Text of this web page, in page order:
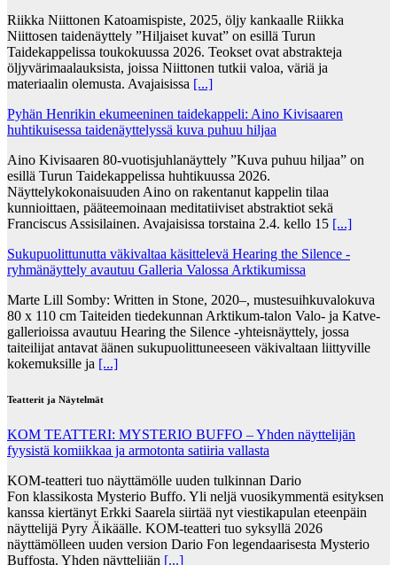
Riikka Niittonen Katoamispiste, 2025, öljy kankaalle Riikka
Niittosen taidenäyttely ”Hiljaiset kuvat” on esillä Turun
Taidekappelissa toukokuussa 2026. Teokset ovat abstrakteja
öljyvärimaalauksista, joissa Niittonen tutkii valoa, väriä ja
materiaalin olemusta. Avajaisissa [...]
Pyhän Henrikin ekumeeninen taidekappeli: Aino Kivisaaren
huhtikuisessa taidenäyttelyssä kuva puhuu hiljaa
Aino Kivisaaren 80-vuotisjuhlanäyttely ”Kuva puhuu hiljaa” on
esillä Turun Taidekappelissa huhtikuussa 2026.
Näyttelykokonaisuuden Aino on rakentanut kappelin tilaa
kunnioittaen, pääteemoinaan meditatiiviset abstraktiot sekä
Franciscus Assisilainen. Avajaisissa torstaina 2.4. kello 15 [...]
Sukupuolittunutta väkivaltaa käsittelevä Hearing the Silence -
ryhmänäyttely avautuu Galleria Valossa Arktikumissa
Marte Lill Somby: Written in Stone, 2020–, mustesuihkuvalokuva
80 x 110 cm Taiteiden tiedekunnan Arktikum-talon Valo- ja Katve-
gallerioissa avautuu Hearing the Silence -yhteisnäyttely, jossa
taiteilijat antavat äänen sukupuolittuneeseen väkivaltaan liittyville
kokemuksille ja [...]
Teatterit ja Näytelmät
KOM TEATTERI: MYSTERIO BUFFO – Yhden näyttelijän
fyysistä komiikkaa ja armotonta satiiria vallasta
KOM-teatteri tuo näyttämölle uuden tulkinnan Dario
Fon klassikosta Mysterio Buffo. Yli neljä vuosikymmentä esityksen
kanssa kiertänyt Erkki Saarela siirtää nyt viestikapulan eteenpäin
näyttelijä Pyry Äikäälle. KOM-teatteri tuo syksyllä 2026
näyttämölleen uuden version Dario Fon legendaarisesta Mysterio
Buffosta. Yhden näyttelijän [...]